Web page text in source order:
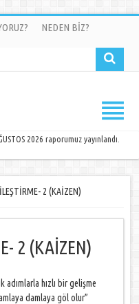
NEDEN BİZ?
2026 raporumuz yayınlandı.
2 (KAİZEN)
2 (KAİZEN)
adımlarla hızlı bir gelişme
damlaya göl olur”